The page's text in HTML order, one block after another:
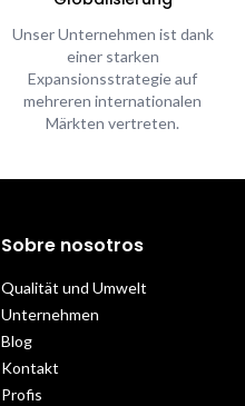
Unser Unternehmen ist dank
einer starken
Expansionsstrategie auf
mehreren internationalen
Märkten vertreten.
Sobre nosotros
Qualität und Umwelt
Unternehmen
Blog
Kontakt
Profis